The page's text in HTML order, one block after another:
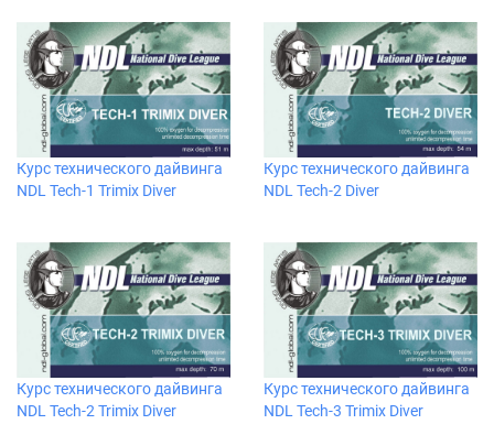
Курс технического дайвинга
NDL Tech-1 Trimix Diver
Курс технического дайвинга
NDL Tech-2 Diver
Курс технического дайвинга
NDL Tech-2 Trimix Diver
Курс технического дайвинга
NDL Tech-3 Trimix Diver